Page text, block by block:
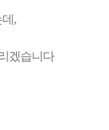
,
겠습니다